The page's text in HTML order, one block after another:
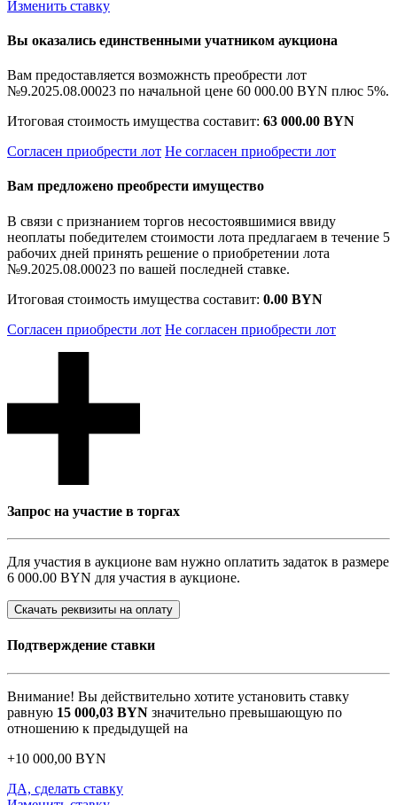
Изменить ставку
Вы оказались единственными учатником аукциона
Вам предоставляется возможнсть преобрести лот
№9.2025.08.00023 по начальной цене 60 000.00 BYN плюс 5%.
Итоговая стоимость имущества составит: 63 000.00 BYN
Согласен приобрести лот Не согласен приобрести лот
Вам предложено преобрести имущество
В связи с признанием торгов несостоявшимися ввиду
неоплаты победителем стоимости лота предлагаем в течение 5
рабочих дней принять решение о приобретении лота
№9.2025.08.00023 по вашей последней ставке.
Итоговая стоимость имущества составит: 0.00 BYN
Согласен приобрести лот Не согласен приобрести лот
Запрос на участие в торгах
Для участия в аукционе вам нужно оплатить задаток в размере
6 000.00 BYN для участия в аукционе.
Скачать реквизиты на оплату
Подтверждение ставки
Внимание! Вы действительно хотите установить ставку
равную 15 000,03 BYN значительно превышающую по
отношению к предыдущей на
+10 000,00 BYN
ДА, сделать ставку